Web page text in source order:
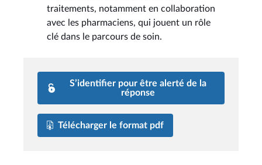
traitements, notamment en collaboration
avec les pharmaciens, qui jouent un rôle
clé dans le parcours de soin.
S’identifier pour être alerté de la
réponse
Télécharger le format pdf